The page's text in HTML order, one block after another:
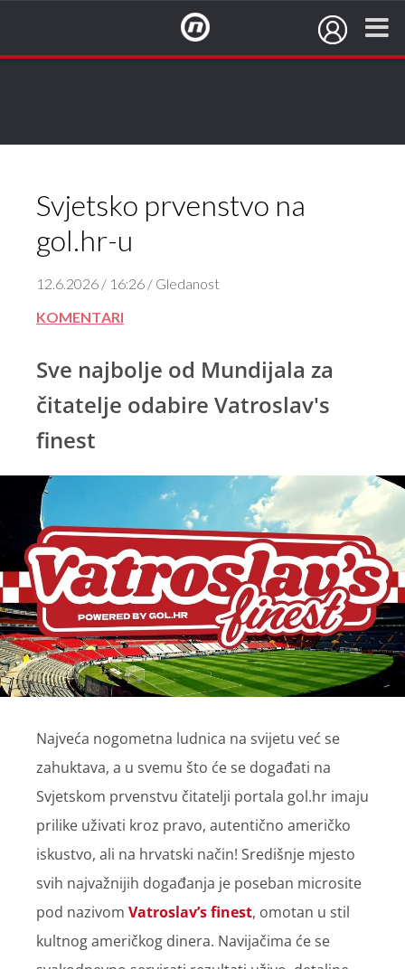
Svjetsko prvenstvo na
gol.hr-u
12.6.2026 / 16:26 / Gledanost
KOMENTARI
Sve najbolje od Mundijala za
čitatelje odabire Vatroslav's
finest
Najveća nogometna ludnica na svijetu već se
zahuktava, a u svemu što će se događati na
Svjetskom prvenstvu čitatelji portala gol.hr imaju
prilike uživati kroz pravo, autentično američko
iskustvo, ali na hrvatski način! Središnje mjesto
svih najvažnijih događanja je poseban microsite
pod nazivom Vatroslav’s finest, omotan u stil
kultnog američkog dinera. Navijačima će se